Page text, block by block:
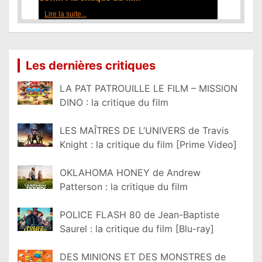
Les dernières critiques
LA PAT PATROUILLE LE FILM – MISSION
DINO : la critique du film
LES MAÎTRES DE L’UNIVERS de Travis
Knight : la critique du film [Prime Video]
OKLAHOMA HONEY de Andrew
Patterson : la critique du film
POLICE FLASH 80 de Jean-Baptiste
Saurel : la critique du film [Blu-ray]
DES MINIONS ET DES MONSTRES de